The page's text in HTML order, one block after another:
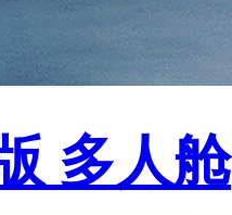
多人舱